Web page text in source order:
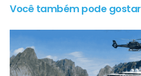
Você também pode gostar